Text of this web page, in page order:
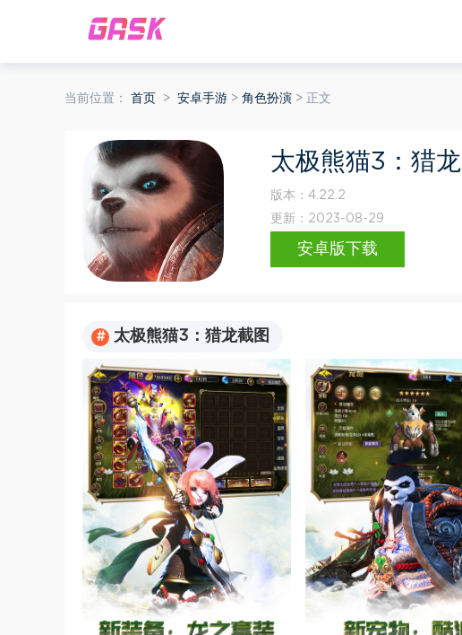
当前位置： 首页 > 安卓手游 > 角色扮演 > 正文
太极熊猫3：猎龙
版本： 4.22.2
更新： 2023-08-29
安卓版下载
# 太极熊猫3：猎龙截图